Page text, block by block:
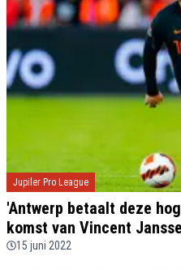
Jupiler Pro League
'Antwerp betaalt deze
komst van Vincent
15 juni 2022